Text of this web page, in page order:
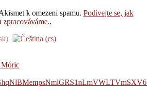
k omezení spamu. Podívejte se, jak
zpracováváme..
Móric